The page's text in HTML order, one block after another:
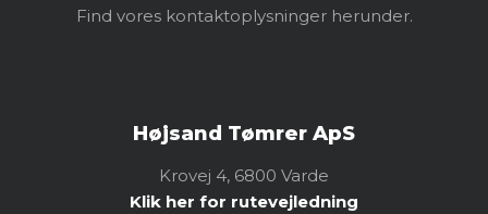
Find vores kontaktoplysninger herunder.
Højsand Tømrer ApS
Krovej 4, 6800 Varde
Klik her for rutevejledning